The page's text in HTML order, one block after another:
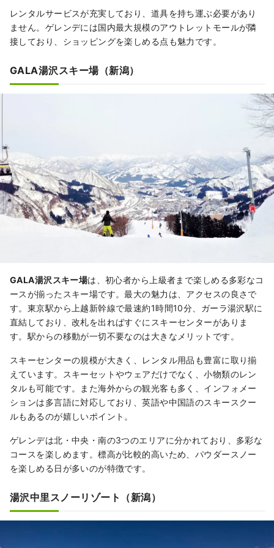
レンタルサービスが充実しており、道具を持ち運ぶ必要があり
ません。ゲレンデには国内最大規模のアウトレットモールが隣
接しており、ショッピングを楽しめる点も魅力です。
GALA湯沢スキー場（新潟）
GALA湯沢スキー場は、初心者から上級者まで楽しめる多彩なコ
ースが揃ったスキー場です。最大の魅力は、アクセスの良さで
す。東京駅から上越新幹線で最速約1時間10分、ガーラ湯沢駅に
直結しており、改札を出ればすぐにスキーセンターがありま
す。駅からの移動が一切不要なのは大きなメリットです。
スキーセンターの規模が大きく、レンタル用品も豊富に取り揃
えています。スキーセットやウェアだけでなく、小物類のレン
タルも可能です。また海外からの観光客も多く、インフォメー
ションは多言語に対応しており、英語や中国語のスキースクー
ルもあるのが嬉しいポイント。
ゲレンデは北・中央・南の3つのエリアに分かれており、多彩な
コースを楽しめます。標高が比較的高いため、パウダースノー
を楽しめる日が多いのが特徴です。
湯沢中里スノーリゾート（新潟）